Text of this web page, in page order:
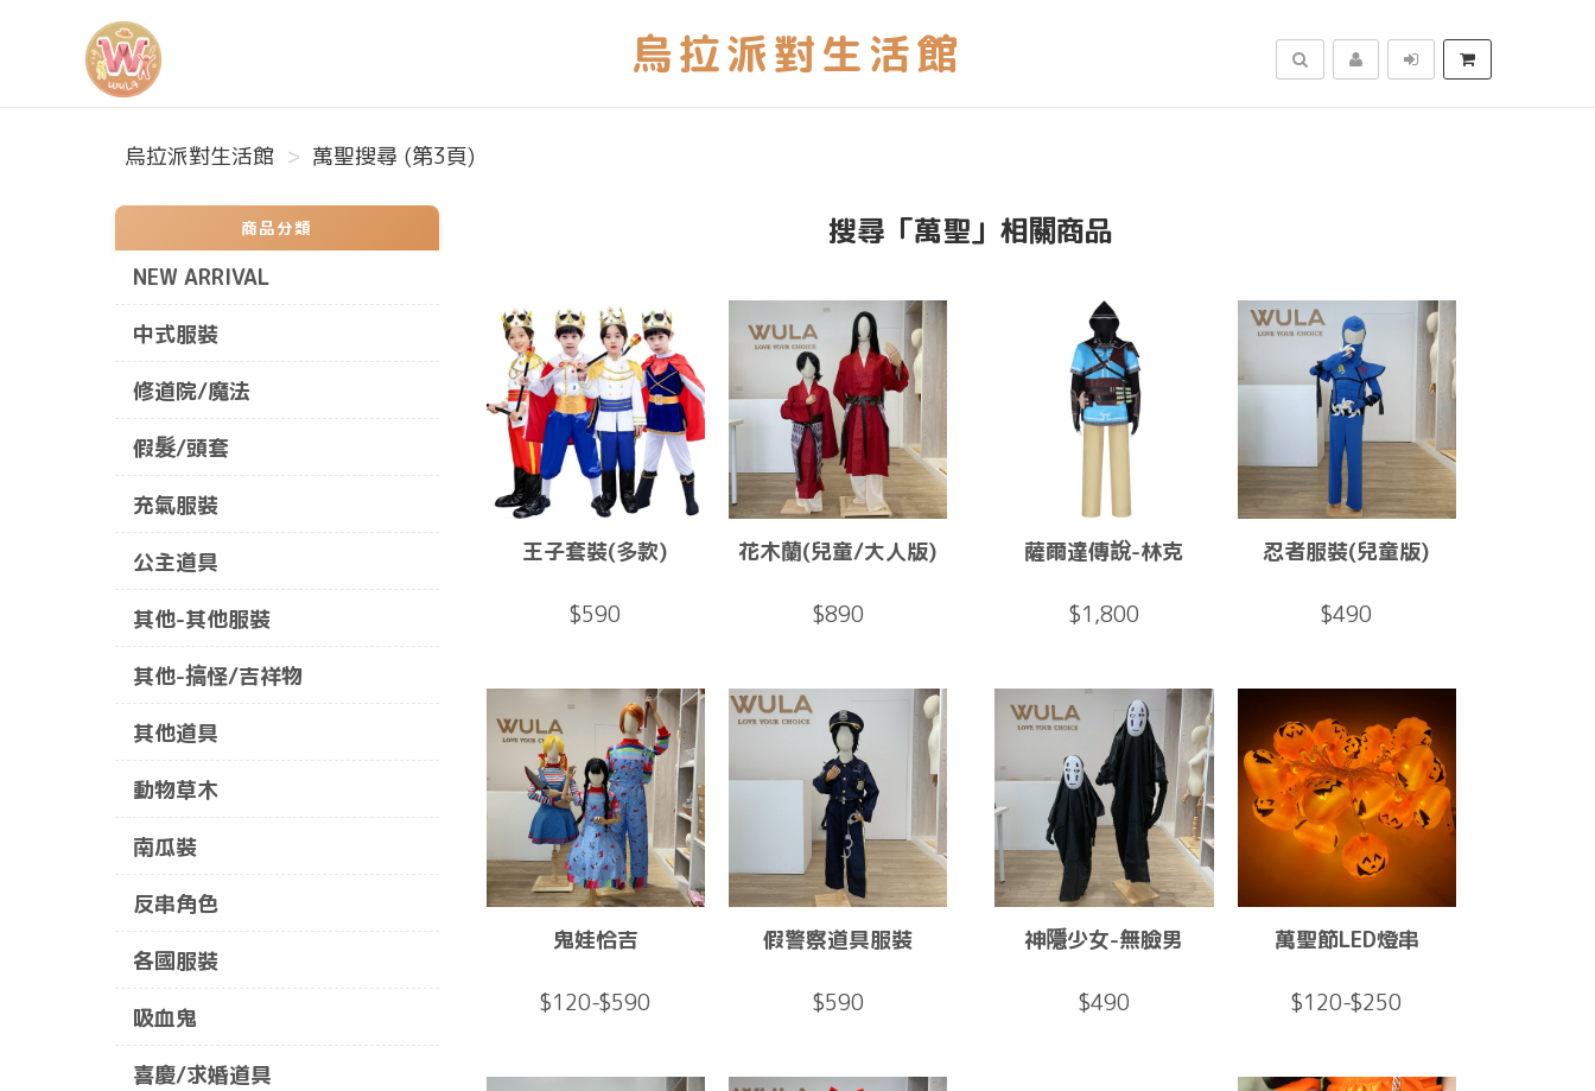
烏拉派對生活館
搜尋
烏拉派對生活館 萬聖搜尋 (第3頁)
商品分類
NEW ARRIVAL
中式服裝
修道院/魔法
假髮/頭套
充氣服裝
公主道具
其他-其他服裝
其他-搞怪/吉祥物
其他道具
動物草木
南瓜裝
反串角色
各國服裝
吸血鬼
喜慶/求婚道具
搜尋「萬聖」相關商品
王子套裝(多款)
$590
花木蘭(兒童/大人版)
$890
薩爾達傳說-林克
$1,800
忍者服裝(兒童版)
$490
鬼娃恰吉
$120-$590
假警察道具服裝
$590
神隱少女-無臉男
$490
萬聖節LED燈串
$120-$250